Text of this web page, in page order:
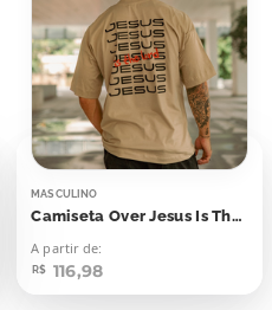
MASCULINO
Camiseta Over Jesus Is The Lord
A partir de:
R$ 116,98